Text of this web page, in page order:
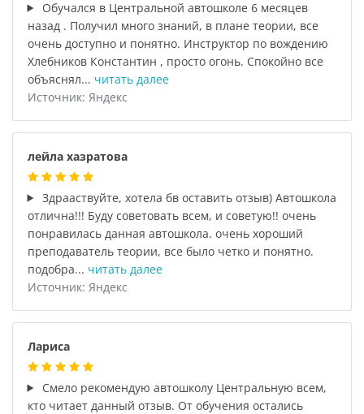
Обучался в Центральной автошколе 6 месяцев
назад . Получил много знаний, в плане теории, все
очень доступно и понятно. Инструктор по вождению
Хлебников Константин , просто огонь. Спокойно все
объяснял... читать далее
Источник: Яндекс
лейла хазратова
Здрааствуйте, хотела бв оставить отзыв) Автошкола
отлична!!! Буду советовать всем, и советую!! очень
понравилась данная автошкола. очень хороший
преподаватель теории, все было четко и понятно.
подобра... читать далее
Источник: Яндекс
Лариса
Смело рекомендую автошколу Центральную всем,
кто читает данный отзыв. От обучения остались